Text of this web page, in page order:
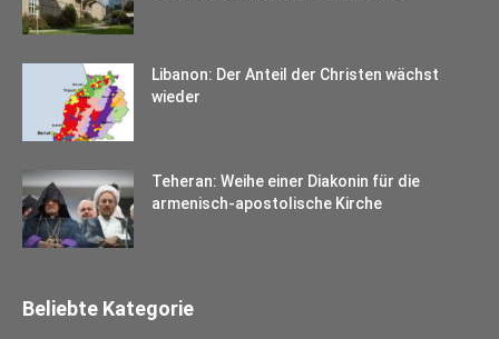
Libanon: Der Anteil der Christen wächst
wieder
Teheran: Weihe einer Diakonin für die
armenisch-apostolische Kirche
Beliebte Kategorie